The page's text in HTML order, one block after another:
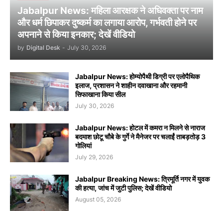
Jabalpur News: महिला आरक्षक ने अधिवक्ता पर नाम
और धर्म छिपाकर दुष्कर्म का लगाया आरोप, गर्भवती होने पर
अपनाने से किया इनकार; देखें वीडियो
by Digital Desk - July 30, 2026
Jabalpur News: होम्योपैथी डिग्री पर एलोपैथिक
इलाज, प्रशासन ने शाहीन दवाखाना और रहमानी
सिफाखाना किया सील
July 30, 2026
Jabalpur News: होटल में कमरा न मिलने से नाराज
बदमाश छोटू चौबे के गुर्गे ने मैनेजर पर चलाईं ताबड़तोड़ 3
गोलियां
July 29, 2026
Jabalpur Breaking News: त्रिमूर्ति नगर में युवक
की हत्या, जांच में जुटी पुलिस; देखें वीडियो
August 05, 2026